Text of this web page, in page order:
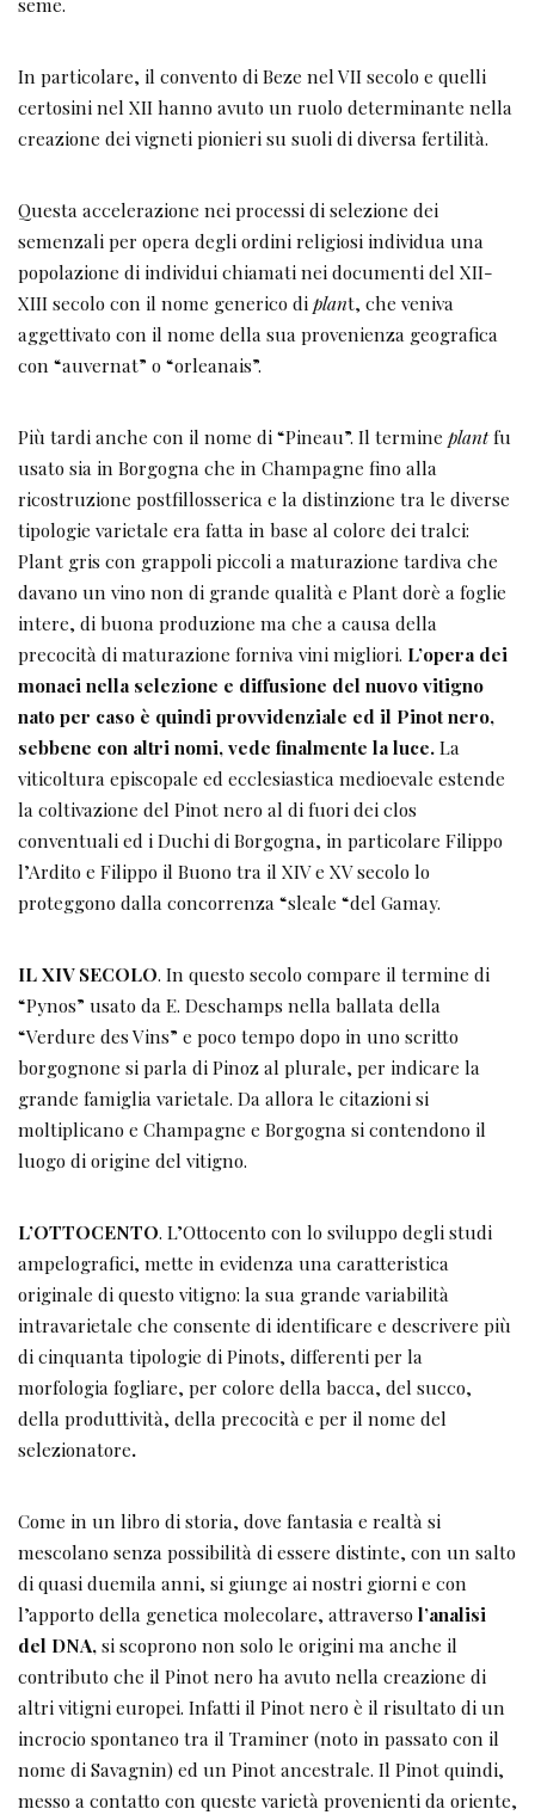
In particolare, il convento di Beze nel VII secolo e quelli
certosini nel XII hanno avuto un ruolo determinante nella
creazione dei vigneti pionieri su suoli di diversa fertilità.
Questa accelerazione nei processi di selezione dei
semenzali per opera degli ordini religiosi individua una
popolazione di individui chiamati nei documenti del XII-
XIII secolo con il nome generico diplant, che veniva
aggettivato con il nome della sua provenienza geografica
con “auvernat” o “orleanais”.
Più tardi anche con il nome di “Pineau”. Il termine plantfu
usato sia in Borgogna che in Champagne fino alla
ricostruzione postfillosserica e la distinzione tra le diverse
tipologie varietale era fatta in base al colore dei tralci:
Plant gris con grappoli piccoli a maturazione tardiva che
davano un vino non di grande qualità e Plant dorè a foglie
intere, di buona produzione ma che a causa della
precocità di maturazione forniva vini migliori. L’opera dei
monaci nella selezione e diffusione del nuovo vitigno
nato per caso è quindi provvidenziale ed il Pinot nero,
sebbene con altri nomi, vede finalmente la luce.La
viticoltura episcopale ed ecclesiastica medioevale estende
la coltivazione del Pinot nero al di fuori dei clos
conventuali ed i Duchi di Borgogna, in particolare Filippo
l’Ardito e Filippo il Buono tra il XIV e XV secolo lo
proteggono dalla concorrenza “sleale “del Gamay.
IL XIV SECOLO. In questo secolo compare il termine di
“Pynos” usato da E. Deschamps nella ballata della
“Verdure des Vins” e poco tempo dopo in uno scritto
borgognone si parla di Pinoz al plurale, per indicare la
grande famiglia varietale. Da allora le citazioni si
moltiplicano e Champagne e Borgogna si contendono il
luogo di origine del vitigno.
L’OTTOCENTO. L’Ottocento con lo sviluppo degli studi
ampelografici, mette in evidenza una caratteristica
originale di questo vitigno: la sua grande variabilità
intravarietale che consente di identificare e descrivere più
di cinquanta tipologie di Pinots, differenti per la
morfologia fogliare, per colore della bacca, del succo,
della produttività, della precocità e per il nome del
selezionatore.
Come in un libro di storia, dove fantasia e realtà si
mescolano senza possibilità di essere distinte, con un salto
di quasi duemila anni, si giunge ai nostri giorni e con
l’apporto della genetica molecolare, attraversol’analisi
del DNA,si scoprono non solo le origini ma anche il
contributo che il Pinot nero ha avuto nella creazione di
altri vitigni europei. Infatti il Pinot nero è il risultato di un
incrocio spontaneo tra il Traminer (noto in passato con il
nome di Savagnin) ed un Pinot ancestrale. Il Pinot quindi,
messo a contatto con queste varietà provenienti da oriente,